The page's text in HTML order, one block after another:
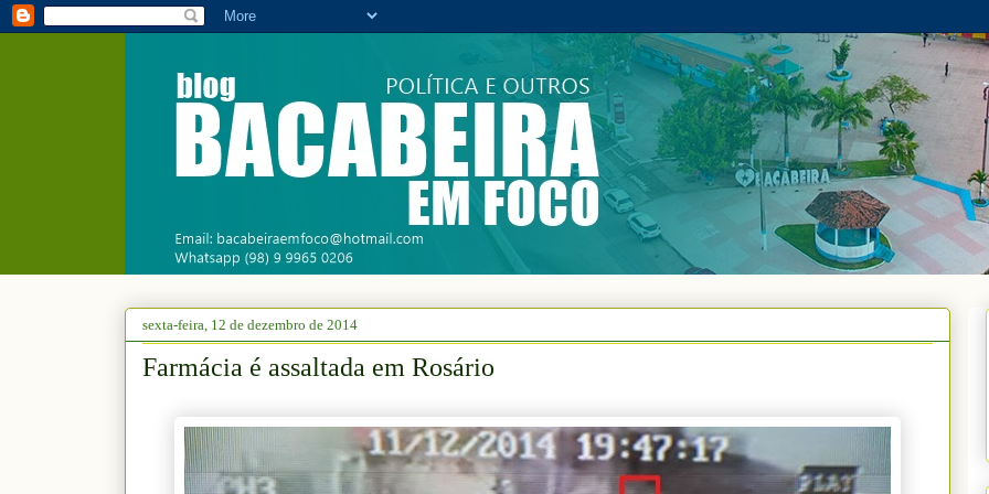
sexta-feira, 12 de dezembro de 2014
Farmácia é assaltada em Rosário